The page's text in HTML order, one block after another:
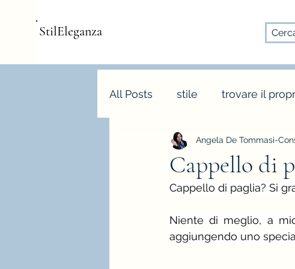
StilEleganza
All Posts stile trovare il
consulenza d'immagine
armocromia forme body
stagione e palette autunno
Cappello di
Angela De Tommasi-
Cappello di paglia? Si
Niente di meglio, a
aggiungendo uno